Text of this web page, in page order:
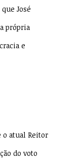
José
própria
e
o atual Reitor
do voto